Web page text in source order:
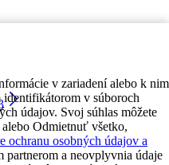
v zariadení alebo k nim
v súboroch
údajov. Svoj súhlas môžete
Odmietnuť všetko,
ochranu osobných údajov a
a neovplyvnia údaje